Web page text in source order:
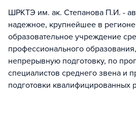
ШРКТЭ им. ак. Степанова П.И. -
надежное, крупнейшее в регионе
образовательное учреждение
профессионального
непрерывную подготовку, по
специалистов среднего звена и
подготовки квалифицированных